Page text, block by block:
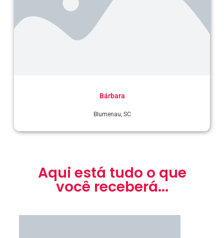
Bárbara
Blumenau, SC
Aqui está tudo o que
você receberá...